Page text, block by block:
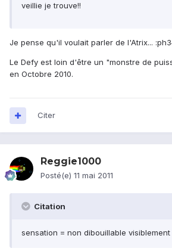
veillie je trouve!!
Je pense qu'il voulait parler de l'Atrix...
Le Defy est loin d'être un "monstre de
en Octobre 2010.
Citer
Reggie1000
Posté(e) 11 mai 2011
Citation
sensation = non dibouillable visiblement